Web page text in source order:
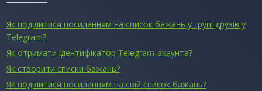
Як поділитися посиланням на список бажань у групі друзів у
Telegram?
Як отримати ідентифікатор Telegram-акаунта?
Як створити списки бажань?
Як поділитися посиланням на свій список бажань?